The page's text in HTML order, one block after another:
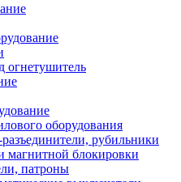
огнетушитель
оборудования
рубильники
магнитной блокировки
патроны